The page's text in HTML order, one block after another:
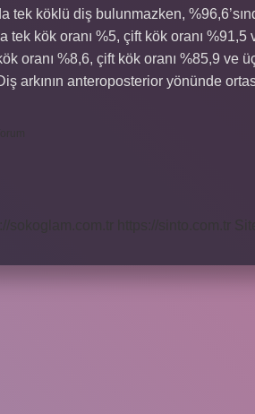
tek köklü diş bulunmazken,
tek kök oranı %5, çift kök oranı
oranı %8,6, çift kök oranı %85,9 ve
arkının anteroposterior yönünde